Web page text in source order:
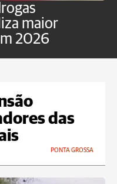
maior
2026
das
PONTA GROSSA